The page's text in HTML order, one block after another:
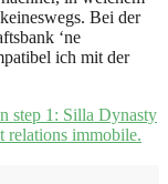
Bei der
‘ne
ich mit der
step 1: Silla Dynasty
relations immobile.